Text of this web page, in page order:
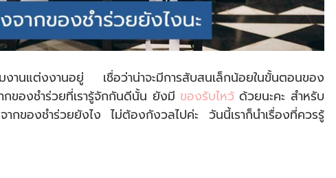
งานแต่งงานอยู่ เชื่อว่าน่าจะมีการสับสนเล็กน้อยในขั้นตอนของ
กของชำร่วยที่เรารู้จักกันดีนั้น ยังมี ของรับไหว้ด้วยนะคะ สำหรับ
ากของชำร่วยยังไง ไม่ต้องกังวลไปค่ะ วันนี้เราก็นำเรื่องที่ควรรู้